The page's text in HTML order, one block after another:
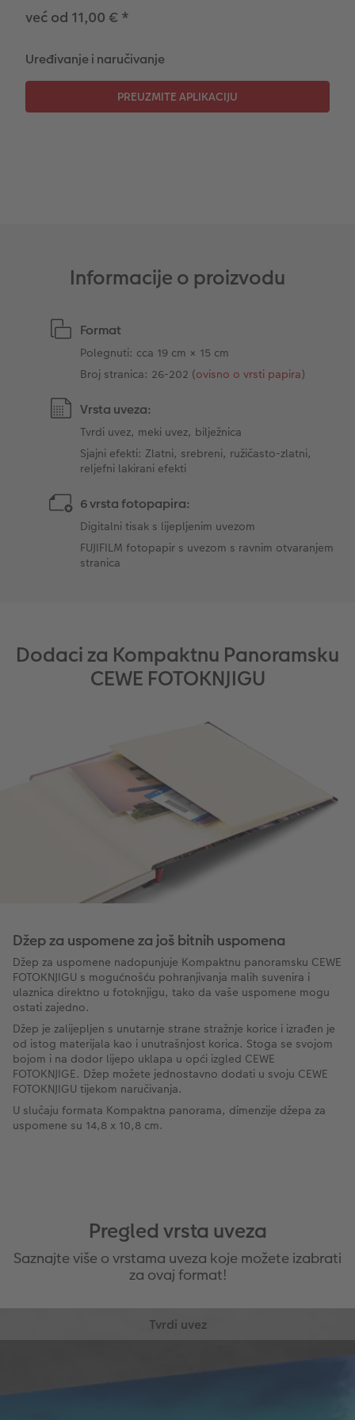
Dodaci
XXL Retro fotografija
već od 11,00 € *
Uređivanje i naručivanje
Informacije o proizvodu
Format
Polegnuti: cca 19 cm × 15 cm
Broj stranica: 26-202 (ovisno o vrsti papira)
Vrsta uveza:
Tvrdi uvez, meki uvez, bilježnica
Sjajni efekti: Zlatni, srebreni, ružičasto-zlatni,
reljefni lakirani efekti
6 vrsta fotopapira:
Digitalni tisak s lijepljenim uvezom
FUJIFILM fotopapir s uvezom s ravnim otvaranjem
stranica
Dodaci za Kompaktnu Panoramsku
CEWE FOTOKNJIGU
Džep za uspomene za još bitnih uspomena
Džep za uspomene nadopunjuje Kompaktnu panoramsku CEWE
FOTOKNJIGU s mogućnošću pohranjivanja malih suvenira i
ulaznica direktno u fotoknjigu, tako da vaše uspomene mogu
ostati zajedno.
Džep je zalijepljen s unutarnje strane stražnje korice i izrađen je
od istog materijala kao i unutrašnjost korica. Stoga se svojom
bojom i na dodor lijepo uklapa u opći izgled CEWE
FOTOKNJIGE. Džep možete jednostavno dodati u svoju CEWE
FOTOKNJIGU tijekom naručivanja.
U slučaju formata Kompaktna panorama, dimenzije džepa za
uspomene su 14,8 x 10,8 cm.
Pregled vrsta uveza
Saznajte više o vrstama uveza koje možete izabrati
za ovaj format!